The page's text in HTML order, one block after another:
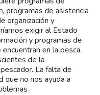
programas de asistencia
organización y
exigir al Estado
y programas de
en la pesca,
de la
La falta de
que no nos ayuda a